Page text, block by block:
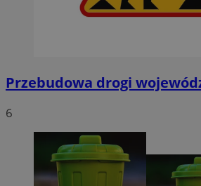
Przebudowa drogi
6